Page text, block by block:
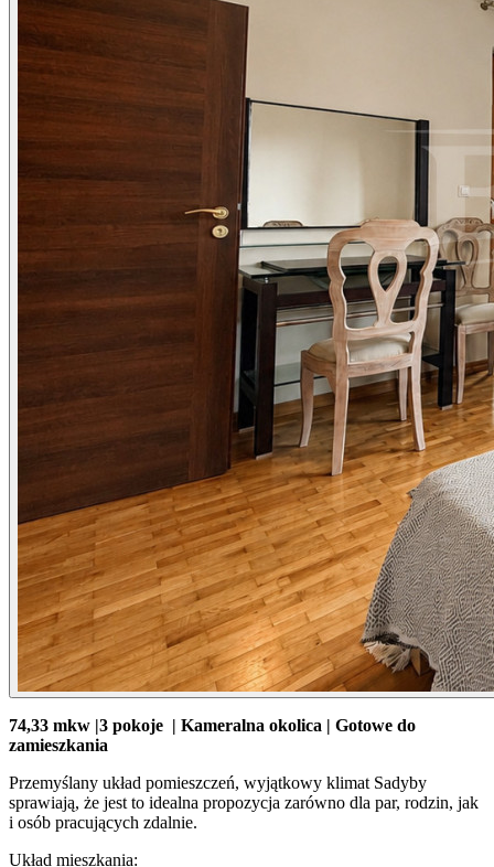
74,33 mkw |3 pokoje | Kameralna okolica | Gotowe do
zamieszkania
Przemyślany układ pomieszczeń, wyjątkowy klimat Sadyby
sprawiają, że jest to idealna propozycja zarówno dla par, rodzin, jak
i osób pracujących zdalnie.
Układ mieszkania: